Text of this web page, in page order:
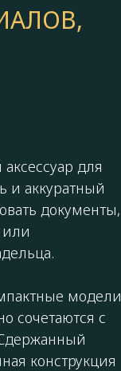
для
и аккуратный
документы,
модели
сочетаются с
конструкция